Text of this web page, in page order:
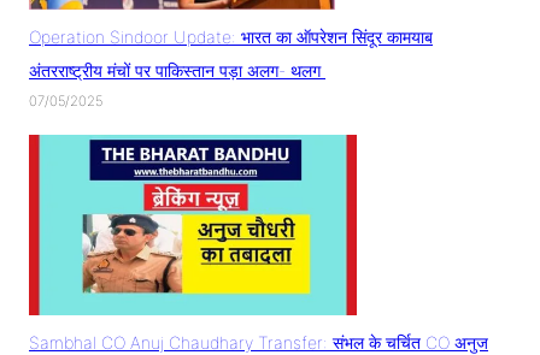
Operation Sindoor Update: भारत का ऑपरेशन सिंदूर कामयाब
अंतरराष्ट्रीय मंचों पर पाकिस्तान पड़ा अलग- थलग
07/05/2025
Sambhal CO Anuj Chaudhary Transfer: संभल के चर्चित CO अनुज